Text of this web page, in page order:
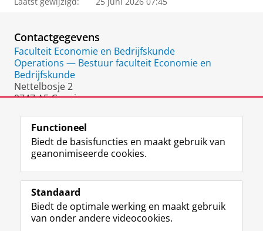
Contactgegevens
Faculteit Economie en Bedrijfskunde
Operations — Bestuur faculteit Economie en
Bedrijfskunde
Nettelbosje 2
9747 AE Groningen
Volg de RUG
F
a
e
b
L
i
k
e
R
S
-
f
I
n
t
Y
o
T
Studiekiezers
Functioneel
Biedt de basisfuncties en maakt gebruik van
geanonimiseerde cookies.
Standaard
Biedt de optimale werking en maakt gebruik
van onder andere videocookies.